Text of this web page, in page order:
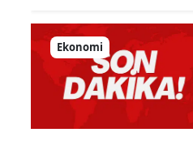
Ekonomi